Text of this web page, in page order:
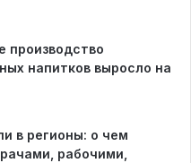
производство
напитков выросло на
в регионы: о чем
рабочими,